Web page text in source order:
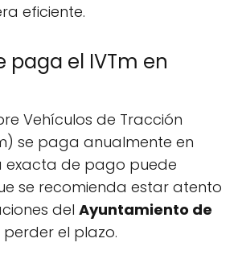
eficiente.
paga el IVTm en
Vehículos de Tracción
se paga anualmente en
exacta de pago puede
se recomienda estar atento
del Ayuntamiento de
el plazo.